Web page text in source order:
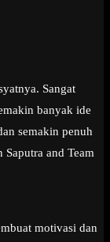
Sangat
banyak ide
semakin penuh
and Team
motivasi dan